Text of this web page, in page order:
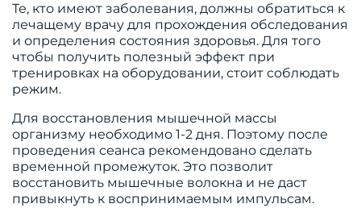
Те, кто имеют заболевания, должны обратиться к
лечащему врачу для прохождения обследования
и определения состояния здоровья. Для того
чтобы получить полезный эффект при
тренировках на оборудовании, стоит соблюдать
режим.
Для восстановления мышечной массы
организму необходимо 1-2 дня. Поэтому после
проведения сеанса рекомендовано сделать
временной промежуток. Это позволит
восстановить мышечные волокна и не даст
привыкнуть к воспринимаемым импульсам.